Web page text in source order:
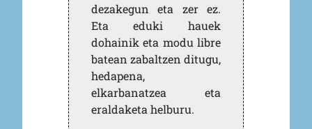
dezakegun eta zer ez.
Eta eduki hauek
dohainik eta modu libre
batean zabaltzen ditugu,
hedapena,
elkarbanatzea eta
eraldaketa helburu.